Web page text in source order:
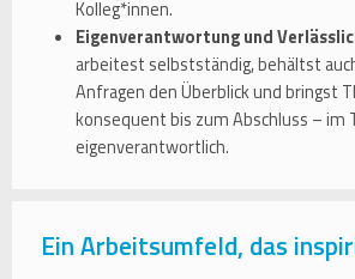
Kolleg*innen.
Eigenverantwortung und
arbeitest selbstständig, behältst
Anfragen den Überblick und bringst
konsequent bis zum Abschluss – im
eigenverantwortlich.
Ein Arbeitsumfeld, das